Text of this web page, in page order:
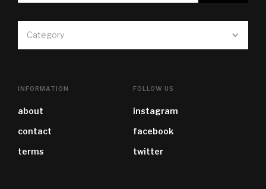
Category
INFORMATION
about
contact
terms
FOLLOW US
instagram
facebook
twitter